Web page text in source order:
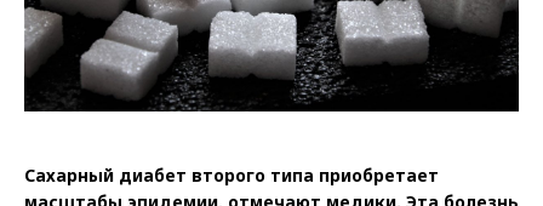
Сахарный диабет второго типа приобретает